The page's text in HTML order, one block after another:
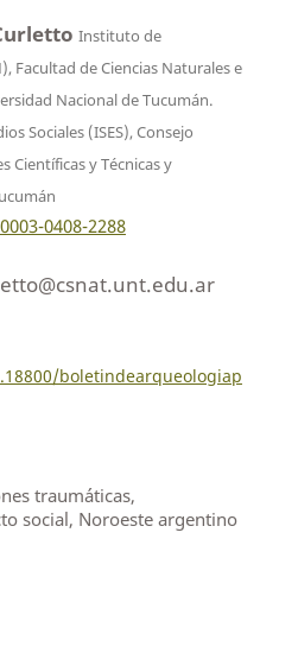
Instituto de
Facultad de Ciencias Naturales e
Nacional de Tucumán.
Sociales (ISES), Consejo
Científicas y Técnicas y
0408-2288
boletindearqueologiap
traumáticas,
social, Noroeste argentino